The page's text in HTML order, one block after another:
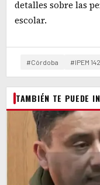
detalles sobre las
escolar.
#Córdoba #IPEM 142
TAMBIÉN TE PUEDE